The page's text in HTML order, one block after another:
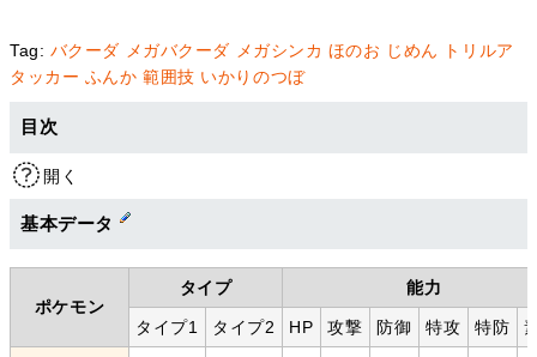
Tag: バクーダ メガバクーダ メガシンカ ほのお じめん
トリルア
タッカー ふんか 範囲技 いかりのつぼ
目次
開く
基本データ
ポケモン
タイプ 能力
タイプ1 タイプ2 HP 攻撃 防御 特攻 特防